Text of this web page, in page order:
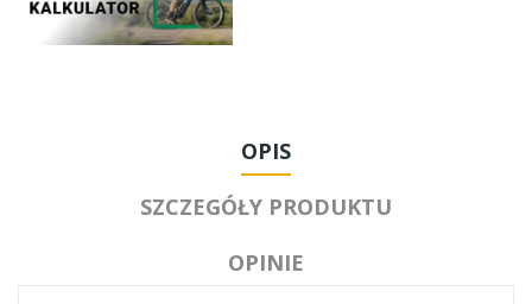
OPIS
SZCZEGÓŁY PRODUKTU
OPINIE